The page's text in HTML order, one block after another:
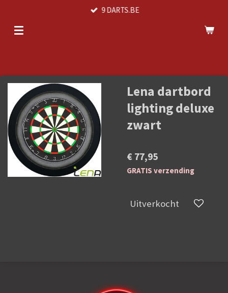
naar
9 DARTS.BE
Lena dartbord
lighting deluxe
zwart
€ 77,95
GRATIS verzending
Uitverkocht